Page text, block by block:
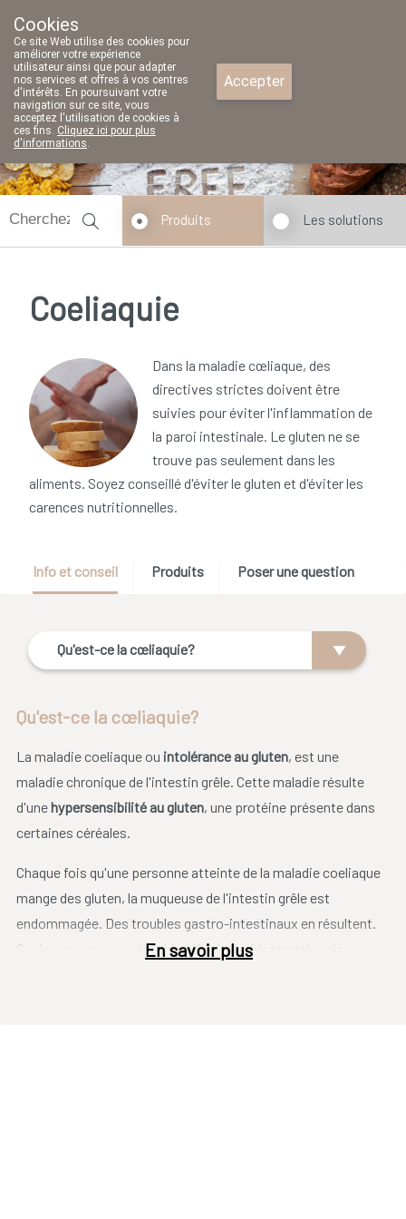
02/771 79 79
fermé
Produits Les solutions
Coeliaquie
Dans la maladie cœliaque, des
directives strictes doivent être
suivies pour éviter l'inflammation de
la paroi intestinale. Le gluten ne se
trouve pas seulement dans les
aliments. Soyez conseillé d'éviter le gluten et d'éviter les
carences nutritionnelles.
Info et conseil Produits Poser une question
Qu'est-ce la cœliaquie?
Qu'est-ce la cœliaquie?
La maladie coeliaque ou intolérance au gluten, est une
maladie chronique de l'intestin grêle. Cette maladie résulte
d'unehypersensibilité au gluten, une protéine présente dans
certaines céréales.
Chaque fois qu'une personne atteinte de la maladie coeliaque
mange des gluten, la muqueuse de l'intestin grêle est
endommagée. Des troubles gastro-intestinaux en résultent.
Ceci provoque une atrophie villositaire (destruction des
En savoir plus
Cookies
Ce site Web utilise des cookies pour
améliorer votre expérience
utilisateur ainsi que pour adapter
nos services et offres à vos centres
d'intérêts. En poursuivant votre
navigation sur ce site, vous
acceptez l'utilisation de cookies à
ces fins. Cliquez ici pour plus
d'informations.
Accepter